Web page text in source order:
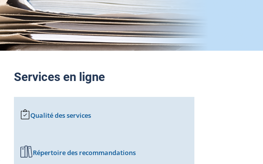
Services en ligne
Qualité des services
Répertoire des recommandations